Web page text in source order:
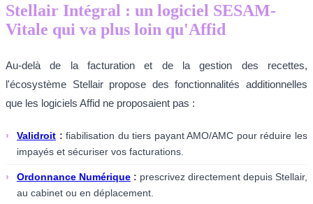
Stellair Intégral : un logiciel SESAM-
Vitale qui va plus loin qu'Affid
Au-delà de la facturation et de la gestion des recettes,
l'écosystème Stellair propose des fonctionnalités additionnelles
que les logiciels Affid ne proposaient pas :
› Validroit : fiabilisation du tiers payant AMO/AMC pour réduire les
impayés et sécuriser vos facturations.
› Ordonnance Numérique : prescrivez directement depuis Stellair,
au cabinet ou en déplacement.